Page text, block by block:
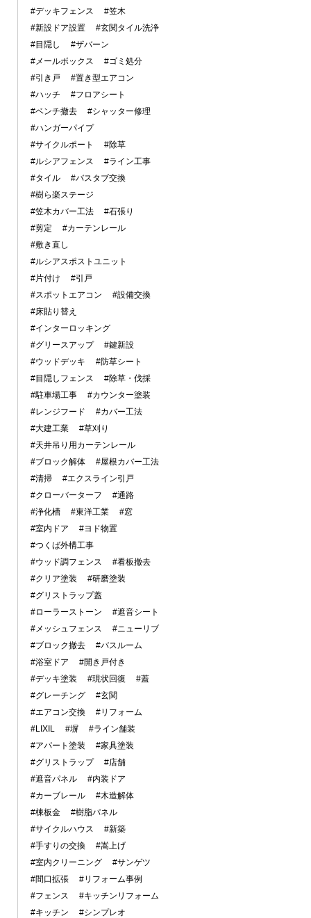
#デッキフェンス
#笠木
#新設ドア設置
#玄関タイル洗浄
#目隠し
#ザバーン
#メールボックス
#ゴミ処分
#引き戸
#置き型エアコン
#ハッチ
#フロアシート
#ベンチ撤去
#シャッター修理
#ハンガーパイプ
#サイクルポート
#除草
#ルシアフェンス
#ライン工事
#タイル
#バスタブ交換
#樹ら楽ステージ
#笠木カバー工法
#石張り
#剪定
#カーテンレール
#敷き直し
#ルシアスポストユニット
#片付け
#引戸
#スポットエアコン
#設備交換
#床貼り替え
#インターロッキング
#グリースアップ
#鍵新設
#ウッドデッキ
#防草シート
#目隠しフェンス
#除草・伐採
#駐車場工事
#カウンター塗装
#レンジフード
#カバー工法
#大建工業
#草刈り
#天井吊り用カーテンレール
#ブロック解体
#屋根カバー工法
#清掃
#エクスライン引戸
#クローバーターフ
#通路
#浄化槽
#東洋工業
#窓
#室内ドア
#ヨド物置
#つくば外構工事
#ウッド調フェンス
#看板撤去
#クリア塗装
#研磨塗装
#グリストラップ蓋
#ローラーストーン
#遮音シート
#メッシュフェンス
#ニューリブ
#ブロック撤去
#バスルーム
#浴室ドア
#開き戸付き
#デッキ塗装
#現状回復
#蓋
#グレーチング
#玄関
#エアコン交換
#リフォーム
#LIXIL
#塀
#ライン舗装
#アパート塗装
#家具塗装
#グリストラップ
#店舗
#遮音パネル
#内装ドア
#カーブレール
#木造解体
#棟板金
#樹脂パネル
#サイクルハウス
#新築
#手すりの交換
#嵩上げ
#室内クリーニング
#サンゲツ
#間口拡張
#リフォーム事例
#フェンス
#キッチンリフォーム
#キッチン
#シンプレオ